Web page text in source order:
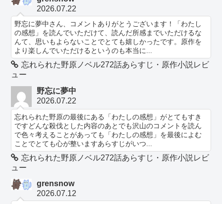
2026.07.22
野忘に夢中さん、コメントありがとうございます！「わたし
の感想」を読んでいただけて、読んだ所感までいただけるな
んて、思いもよらないことでとても嬉しかったです。原作を
より楽しんでいただけるというのも本当に...
忘れられた野原ノベル272話あらすじ・原作小説レビ
ュー
野忘に夢中
2026.07.22
忘れられた野原の最後にある「わたしの感想」がとてもすき
ですどんな殺伐とした内容のあとでも沢山のコメントを読ん
で色々考えることがあっても「わたしの感想」を最後によむ
ことでとても心が整いますあらすじがいつ...
忘れられた野原ノベル272話あらすじ・原作小説レビ
ュー
grensnow
2026.07.12